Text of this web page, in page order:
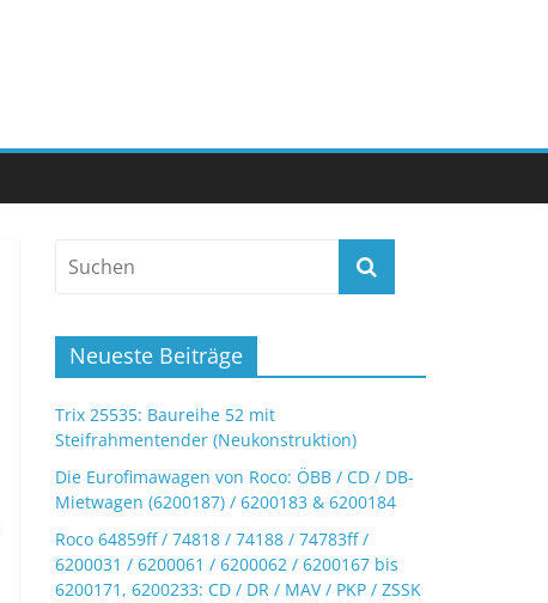
Neueste Beiträge
Trix 25535: Baureihe 52 mit
Steifrahmentender (Neukonstruktion)
Die Eurofimawagen von Roco: ÖBB / CD / DB-
Mietwagen (6200187) / 6200183 & 6200184
Roco 64859ff / 74818 / 74188 / 74783ff /
6200031 / 6200061 / 6200062 / 6200167 bis
6200171, 6200233: CD / DR / MAV / PKP / ZSSK